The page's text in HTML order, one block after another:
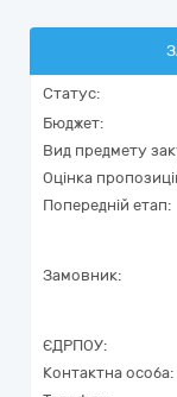
Статус:
Бюджет:
Вид предмету
Оцінка
Попередній етап:
Замовник:
ЄДРПОУ:
Контактна особа: